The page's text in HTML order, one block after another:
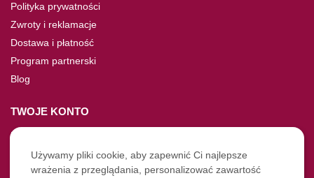
Polityka prywatności
Zwroty i reklamacje
Dostawa i płatność
Program partnerski
Blog
TWOJE KONTO
Moje konto
Nie pamiętasz hasła?
Twoje zamówienia
Używamy pliki cookie, aby zapewnić Ci najlepsze
wrażenia z przeglądania, personalizować zawartość